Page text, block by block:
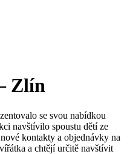
Zlín
se svou nabídkou
navštívilo spoustu dětí ze
kontakty a objednávky na
a chtějí určitě navštívit